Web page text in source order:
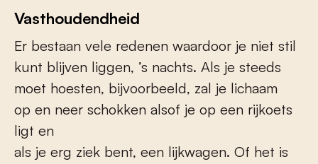
Vasthoudendheid
Er bestaan vele redenen waardoor je niet stil
kunt blijven liggen, ’s nachts. Als je steeds
moet hoesten, bijvoorbeeld, zal je lichaam
op en neer schokken alsof je op een rijkoets
ligt en
als je erg ziek bent, een lijkwagen. Of het is